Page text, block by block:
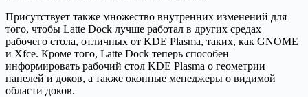
Присутствует также множество внутренних изменений для
того, чтобы Latte Dock лучше работал в других средах
рабочего стола, отличных от KDE Plasma, таких, как GNOME
и Xfce. Кроме того, Latte Dock теперь способен
информировать рабочий стол KDE Plasma о геометрии
панелей и доков, а также оконные менеджеры о видимой
области доков.